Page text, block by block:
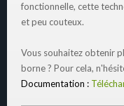
fonctionnelle, cette
et peu couteux.
Vous souhaitez obtenir
borne ? Pour cela,
Documentation :